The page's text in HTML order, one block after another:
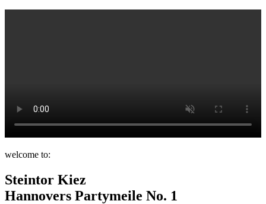
welcome to:
Steintor Kiez
Hannovers Partymeile No. 1